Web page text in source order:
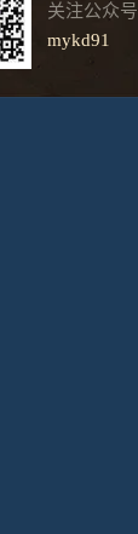
关注公众号
mykd91